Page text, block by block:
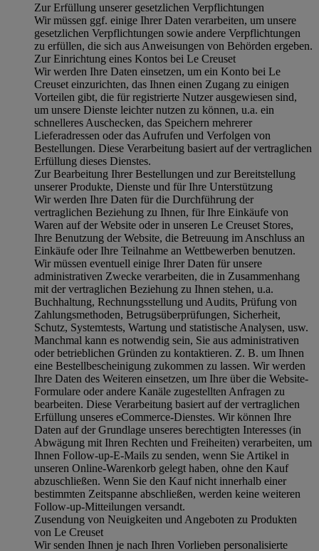
Zur Erfüllung unserer gesetzlichen Verpflichtungen
Wir müssen ggf. einige Ihrer Daten verarbeiten, um unsere
gesetzlichen Verpflichtungen sowie andere Verpflichtungen
zu erfüllen, die sich aus Anweisungen von Behörden ergeben.
Zur Einrichtung eines Kontos bei Le Creuset
Wir werden Ihre Daten einsetzen, um ein Konto bei Le
Creuset einzurichten, das Ihnen einen Zugang zu einigen
Vorteilen gibt, die für registrierte Nutzer ausgewiesen sind,
um unsere Dienste leichter nutzen zu können, u.a. ein
schnelleres Auschecken, das Speichern mehrerer
Lieferadressen oder das Aufrufen und Verfolgen von
Bestellungen. Diese Verarbeitung basiert auf der vertraglichen
Erfüllung dieses Dienstes.
Zur Bearbeitung Ihrer Bestellungen und zur Bereitstellung
unserer Produkte, Dienste und für Ihre Unterstützung
Wir werden Ihre Daten für die Durchführung der
vertraglichen Beziehung zu Ihnen, für Ihre Einkäufe von
Waren auf der Website oder in unseren Le Creuset Stores,
Ihre Benutzung der Website, die Betreuung im Anschluss an
Einkäufe oder Ihre Teilnahme an Wettbewerben benutzen.
Wir müssen eventuell einige Ihrer Daten für unsere
administrativen Zwecke verarbeiten, die in Zusammenhang
mit der vertraglichen Beziehung zu Ihnen stehen, u.a.
Buchhaltung, Rechnungsstellung und Audits, Prüfung von
Zahlungsmethoden, Betrugsüberprüfungen, Sicherheit,
Schutz, Systemtests, Wartung und statistische Analysen, usw.
Manchmal kann es notwendig sein, Sie aus administrativen
oder betrieblichen Gründen zu kontaktieren. Z. B. um Ihnen
eine Bestellbescheinigung zukommen zu lassen. Wir werden
Ihre Daten des Weiteren einsetzen, um Ihre über die Website-
Formulare oder andere Kanäle zugestellten Anfragen zu
bearbeiten. Diese Verarbeitung basiert auf der vertraglichen
Erfüllung unseres eCommerce-Dienstes. Wir können Ihre
Daten auf der Grundlage unseres berechtigten Interesses (in
Abwägung mit Ihren Rechten und Freiheiten) verarbeiten, um
Ihnen Follow-up-E-Mails zu senden, wenn Sie Artikel in
unseren Online-Warenkorb gelegt haben, ohne den Kauf
abzuschließen. Wenn Sie den Kauf nicht innerhalb einer
bestimmten Zeitspanne abschließen, werden keine weiteren
Follow-up-Mitteilungen versandt.
Zusendung von Neuigkeiten und Angeboten zu Produkten
von Le Creuset
Wir senden Ihnen je nach Ihren Vorlieben personalisierte